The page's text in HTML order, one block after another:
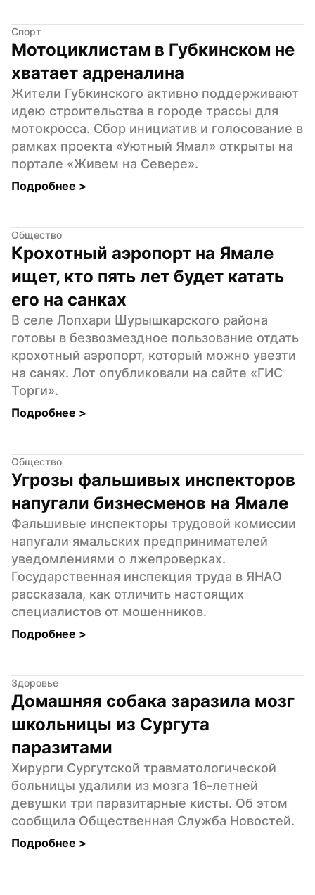
Спорт
Мотоциклистам в Губкинском не
хватает адреналина
Жители Губкинского активно поддерживают
идею строительства в городе трассы для
мотокросса. Сбор инициатив и голосование в
рамках проекта «Уютный Ямал» открыты на
портале «Живем на Севере».
Подробнее >
Общество
Крохотный аэропорт на Ямале
ищет, кто пять лет будет катать
его на санках
В селе Лопхари Шурышкарского района
готовы в безвозмездное пользование отдать
крохотный аэропорт, который можно увезти
на санях. Лот опубликовали на сайте «ГИС
Торги».
Подробнее >
Общество
Угрозы фальшивых инспекторов
напугали бизнесменов на Ямале
Фальшивые инспекторы трудовой комиссии
напугали ямальских предпринимателей
уведомлениями о лжепроверках.
Государственная инспекция труда в ЯНАО
рассказала, как отличить настоящих
специалистов от мошенников.
Подробнее >
Здоровье
Домашняя собака заразила мозг
школьницы из Сургута
паразитами
Хирурги Сургутской травматологической
больницы удалили из мозга 16-летней
девушки три паразитарные кисты. Об этом
сообщила Общественная Служба Новостей.
Подробнее >